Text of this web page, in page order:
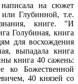
на сюжет
Глубинной, т.е.
книге. "И
Голубиная, книга
для восхождения
выпадала книга
книга 40 сажень:
ко Божественной
40 князей со